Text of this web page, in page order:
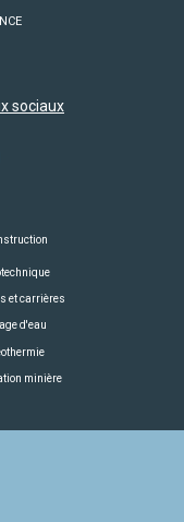
sociaux
et carrières
d'eau
minière